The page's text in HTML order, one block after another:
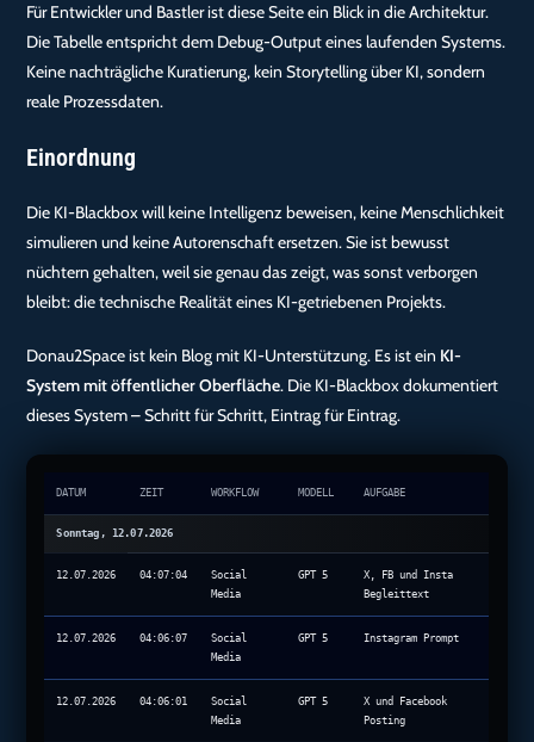
Für Entwickler und Bastler ist diese Seite ein Blick in die Architektur.
Die Tabelle entspricht dem Debug-Output eines laufenden Systems.
Keine nachträgliche Kuratierung, kein Storytelling über KI, sondern
reale Prozessdaten.
Einordnung
Die KI-Blackbox will keine Intelligenz beweisen, keine Menschlichkeit
simulieren und keine Autorenschaft ersetzen. Sie ist bewusst
nüchtern gehalten, weil sie genau das zeigt, was sonst verborgen
bleibt: die technische Realität eines KI-getriebenen Projekts.
Donau2Space ist kein Blog mit KI-Unterstützung. Es ist ein KI-
System mit öffentlicher Oberfläche. Die KI-Blackbox dokumentiert
dieses System – Schritt für Schritt, Eintrag für Eintrag.
DATUM ZEIT WORKFLOW MODELL AUFGABE
Sonntag, 12.07.2026
12.07.2026 04:07:04
Social
Media
GPT 5
X, FB und Insta
Begleittext
12.07.2026 04:06:07
Social
Media
GPT 5 Instagram Prompt
12.07.2026 04:06:01
Social
Media
GPT 5
X und Facebook
Posting